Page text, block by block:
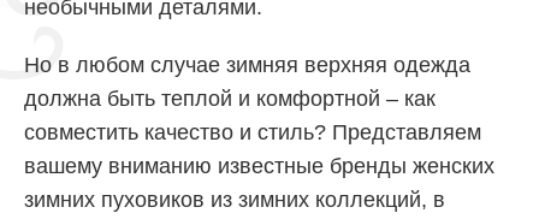
необычными деталями.
Но в любом случае зимняя верхняя одежда
должна быть теплой и комфортной – как
совместить качество и стиль? Представляем
вашему вниманию известные бренды женских
зимних пуховиков из зимних коллекций, в